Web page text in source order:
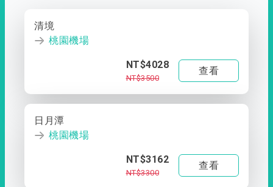
清境
桃園機場
NT$4028
NT$3500
查看
日月潭
桃園機場
NT$3162
NT$3300
查看